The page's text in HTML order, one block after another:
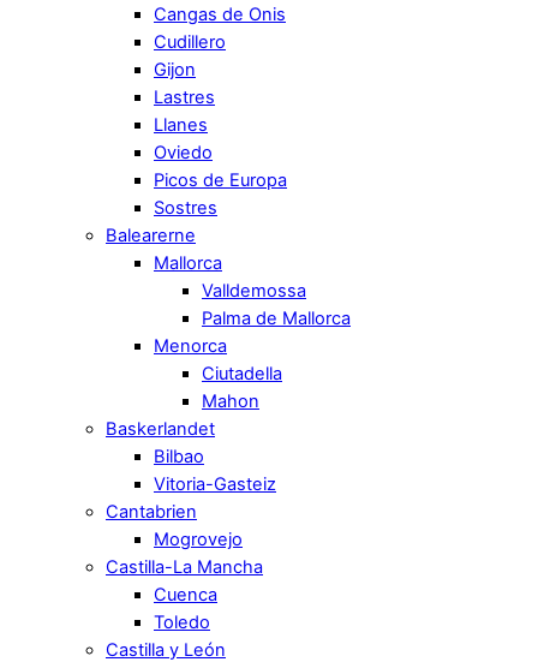
Cangas de Onis
Cudillero
Gijon
Lastres
Llanes
Oviedo
Picos de Europa
Sostres
Balearerne
Mallorca
Valldemossa
Palma de Mallorca
Menorca
Ciutadella
Mahon
Baskerlandet
Bilbao
Vitoria-Gasteiz
Cantabrien
Mogrovejo
Castilla-La Mancha
Cuenca
Toledo
Castilla y León